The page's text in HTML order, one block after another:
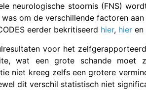
neurologische stoornis (FNS)
om de verschillende factoren
eerder bekritiseerd hier, hier en
voor het
wat een grote schande moet
niet kreeg zelfs een grotere
dit verschil statistisch niet